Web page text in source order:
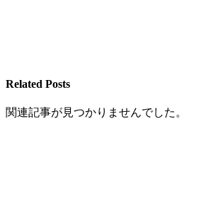
Related Posts
関連記事が見つかりませんでした。